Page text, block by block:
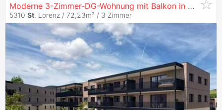
Moderne 3-Zimmer-DG-Wohnung mit Balkon in
St .
5310 St. Lorenz / 72,23m² / 3 Zimmer